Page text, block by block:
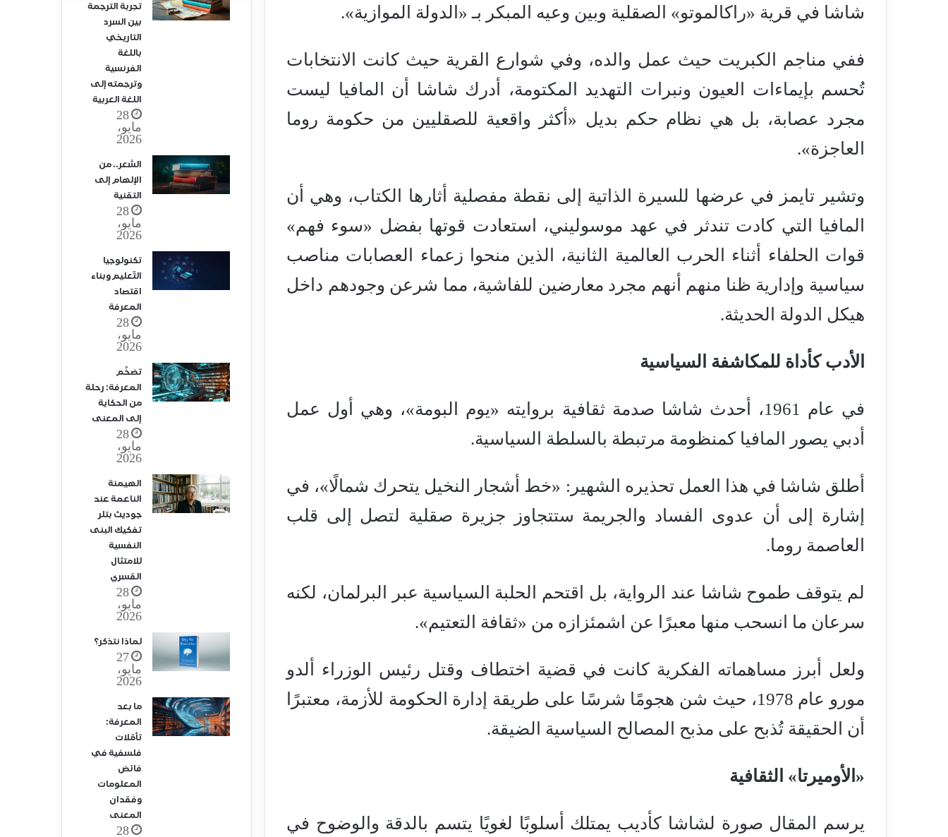
شاشا في قرية «راكالموتو» الصقلية وبين وعيه المبكر بـ «الدولة الموازية».
ففي مناجم الكبريت حيث عمل والده، وفي شوارع القرية حيث كانت الانتخابات
تُحسم بإيماءات العيون ونبرات التهديد المكتومة، أدرك شاشا أن المافيا ليست
مجرد عصابة، بل هي نظام حكم بديل «أكثر واقعية للصقليين من حكومة روما
العاجزة».
وتشير تايمز في عرضها للسيرة الذاتية إلى نقطة مفصلية أثارها الكتاب، وهي أن
المافيا التي كادت تندثر في عهد موسوليني، استعادت قوتها بفضل «سوء فهم»
قوات الحلفاء أثناء الحرب العالمية الثانية، الذين منحوا زعماء العصابات مناصب
سياسية وإدارية ظنا منهم أنهم مجرد معارضين للفاشية، مما شرعن وجودهم داخل
هيكل الدولة الحديثة.
الأدب كأداة للمكاشفة السياسية
في عام 1961، أحدث شاشا صدمة ثقافية بروايته «يوم البومة»، وهي أول عمل
أدبي يصور المافيا كمنظومة مرتبطة بالسلطة السياسية.
أطلق شاشا في هذا العمل تحذيره الشهير: «خط أشجار النخيل يتحرك شمالًا»، في
إشارة إلى أن عدوى الفساد والجريمة ستتجاوز جزيرة صقلية لتصل إلى قلب
العاصمة روما.
لم يتوقف طموح شاشا عند الرواية، بل اقتحم الحلبة السياسية عبر البرلمان، لكنه
سرعان ما انسحب منها معبرًا عن اشمئزازه من «ثقافة التعتيم».
ولعل أبرز مساهماته الفكرية كانت في قضية اختطاف وقتل رئيس الوزراء ألدو
مورو عام 1978، حيث شن هجومًا شرسًا على طريقة إدارة الحكومة للأزمة، معتبرًا
أن الحقيقة تُذبح على مذبح المصالح السياسية الضيقة.
«الأوميرتا» الثقافية
يرسم المقال صورة لشاشا كأديب يمتلك أسلوبًا لغويًا يتسم بالدقة والوضوح في
تجربة الترجمة
بين السرد
التاريخي
باللغة
الفرنسية
وترجمته إلى
اللغة العربية
28
مايو،
2026
الشعر.. من
الإلهام إلى
التقنية
28
مايو،
2026
تكنولوجيا
التّعليم وبناء
اقتصاد
المعرفة
28
مايو،
2026
تضخّم
المعرفة: رحلة
من الحكاية
إلى المعنى
28
مايو،
2026
الهيمنة
الناعمة عند
جوديث بتلر
تفكيك البنى
النفسية
للامتثال
القسري
28
مايو،
2026
لماذا نتذكر؟
27
مايو،
2026
ما بعد
المعرفة:
تأمّلات
فلسفية في
فائض
المعلومات
وفقدان
المعنى
28